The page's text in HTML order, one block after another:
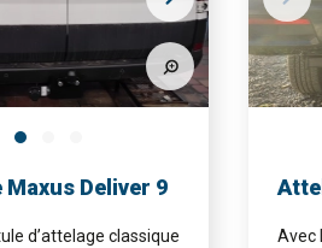
Deliver 9
d’attelage classique Avec